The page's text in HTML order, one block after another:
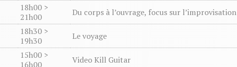
18h00 >
21h00
Du corps à l’ouvrage, focus sur l’improvisation
18h30 >
19h30
Le voyage
15h00 >
16h00
Video Kill Guitar